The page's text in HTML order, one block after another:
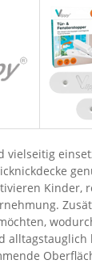
vielseitig
Kinder,